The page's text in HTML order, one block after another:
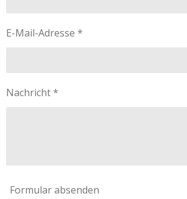
E-Mail-Adresse *
Nachricht *
Formular absenden